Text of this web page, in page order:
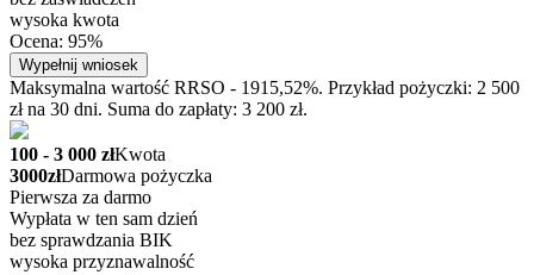
wysoka kwota
Ocena: 95%
Wypełnij wniosek
Maksymalna wartość RRSO - 1915,52%. Przykład pożyczki: 2 500
zł na 30 dni. Suma do zapłaty: 3 200 zł.
100 - 3 000 złKwota
3000złDarmowa pożyczka
Pierwsza za darmo
Wypłata w ten sam dzień
bez sprawdzania BIK
wysoka przyznawalność